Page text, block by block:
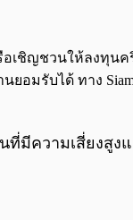
เชิญชวนให้ลงทุนค
ยอมรับได้ ทาง
ที่มีความเสี่ยงสู